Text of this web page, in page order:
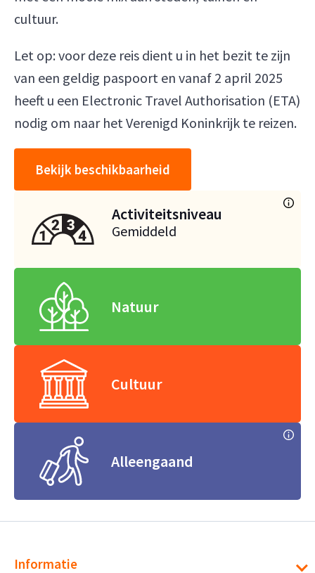
cultuur.
Let op: voor deze reis dient u in het bezit te zijn
van een geldig paspoort en vanaf 2 april 2025
heeft u een Electronic Travel Authorisation (ETA)
nodig om naar het Verenigd Koninkrijk te reizen.
Bekijk beschikbaarheid
Activiteitsniveau
Gemiddeld
Natuur
Cultuur
Alleengaand
Informatie